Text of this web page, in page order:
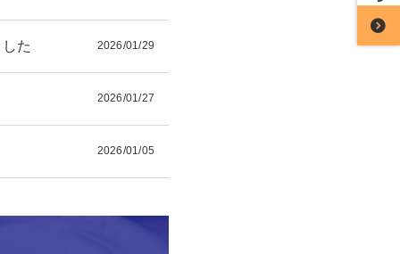
た 2026/01/29
2026/01/27
2026/01/05